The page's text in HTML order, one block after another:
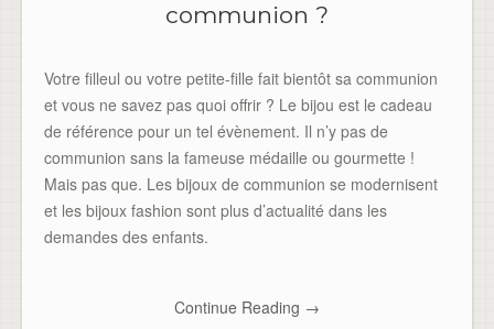
communion ?
Votre filleul ou votre petite-fille fait bientôt sa communion
et vous ne savez pas quoi offrir ? Le bijou est le cadeau
de référence pour un tel évènement. Il n’y pas de
communion sans la fameuse médaille ou gourmette !
Mais pas que. Les bijoux de communion se modernisent
et les bijoux fashion sont plus d’actualité dans les
demandes des enfants.
Continue Reading →